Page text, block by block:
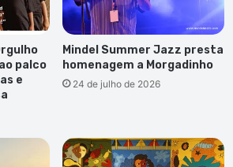
palco
e
Mindel Summer Jazz presta
homenagem a Morgadinho
24 de julho de 2026